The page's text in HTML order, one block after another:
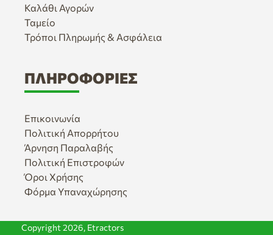
Καλάθι Αγορών
Ταμείο
Τρόποι Πληρωμής & Ασφάλεια
ΠΛΗΡΟΦΟΡΊΕΣ
Επικοινωνία
Πολιτική Απορρήτου
Άρνηση Παραλαβής
Πολιτική Επιστροφών
Όροι Χρήσης
Φόρμα Υπαναχώρησης
Copyright 2026, Etractors